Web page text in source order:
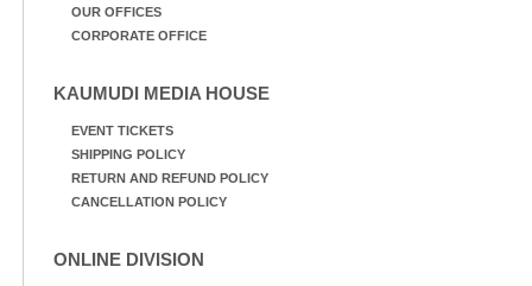
OUR OFFICES
CORPORATE OFFICE
KAUMUDI MEDIA HOUSE
EVENT TICKETS
SHIPPING POLICY
RETURN AND REFUND POLICY
CANCELLATION POLICY
ONLINE DIVISION